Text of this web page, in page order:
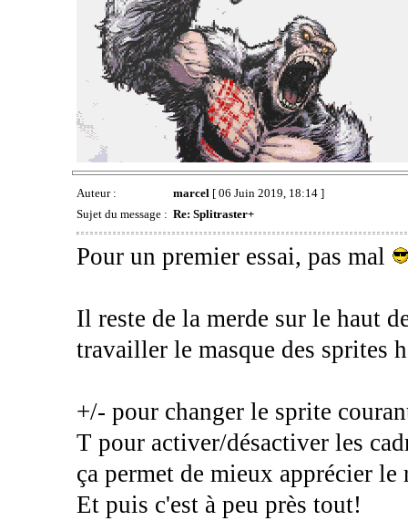
Auteur : marcel [ 06 Juin 2019, 18:14 ]
Sujet du message : Re: Splitraster+
Pour un premier essai, pas mal
Il reste de la merde sur le haut
travailler le masque des sprites
+/- pour changer le sprite
T pour activer/désactiver les
ça permet de mieux apprécier
Et puis c'est à peu près tout!